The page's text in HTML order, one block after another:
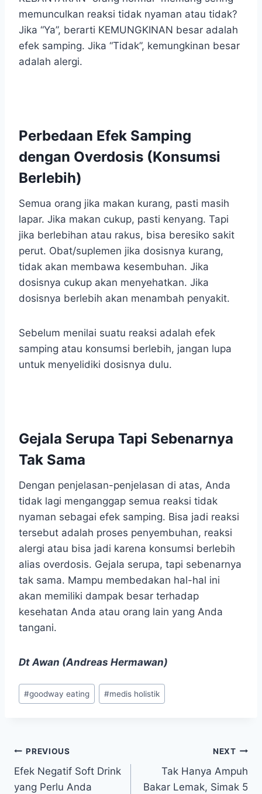
memunculkan reaksi tidak nyaman atau tidak?
Jika “Ya”, berarti KEMUNGKINAN besar adalah
efek samping. Jika “Tidak”, kemungkinan besar
adalah alergi.
Perbedaan Efek Samping
dengan Overdosis (Konsumsi
Berlebih)
Semua orang jika makan kurang, pasti masih
lapar. Jika makan cukup, pasti kenyang. Tapi
jika berlebihan atau rakus, bisa beresiko sakit
perut. Obat/suplemen jika dosisnya kurang,
tidak akan membawa kesembuhan. Jika
dosisnya cukup akan menyehatkan. Jika
dosisnya berlebih akan menambah penyakit.
Sebelum menilai suatu reaksi adalah efek
samping atau konsumsi berlebih, jangan lupa
untuk menyelidiki dosisnya dulu.
Gejala Serupa Tapi Sebenarnya
Tak Sama
Dengan penjelasan-penjelasan di atas, Anda
tidak lagi menganggap semua reaksi tidak
nyaman sebagai efek samping. Bisa jadi reaksi
tersebut adalah proses penyembuhan, reaksi
alergi atau bisa jadi karena konsumsi berlebih
alias overdosis. Gejala serupa, tapi sebenarnya
tak sama. Mampu membedakan hal-hal ini
akan memiliki dampak besar terhadap
kesehatan Anda atau orang lain yang Anda
tangani.
Dt Awan (Andreas Hermawan)
Post
Tags:
#goodway eating #medis holistik
Navigasi
pos
PREVIOUS
Efek Negatif Soft Drink
yang Perlu Anda
NEXT
Tak Hanya Ampuh
Bakar Lemak, Simak 5